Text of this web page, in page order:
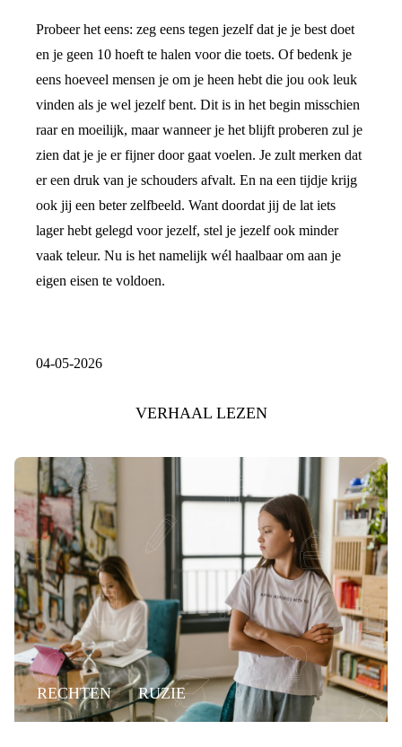
Probeer het eens: zeg eens tegen jezelf dat je je best doet
en je geen 10 hoeft te halen voor die toets. Of bedenk je
eens hoeveel mensen je om je heen hebt die jou ook leuk
vinden als je wel jezelf bent. Dit is in het begin misschien
raar en moeilijk, maar wanneer je het blijft proberen zul je
zien dat je je er fijner door gaat voelen. Je zult merken dat
er een druk van je schouders afvalt. En na een tijdje krijg
ook jij een beter zelfbeeld. Want doordat jij de lat iets
lager hebt gelegd voor jezelf, stel je jezelf ook minder
vaak teleur. Nu is het namelijk wél haalbaar om aan je
eigen eisen te voldoen.
04-05-2026
VERHAAL LEZEN
RECHTEN RUZIE